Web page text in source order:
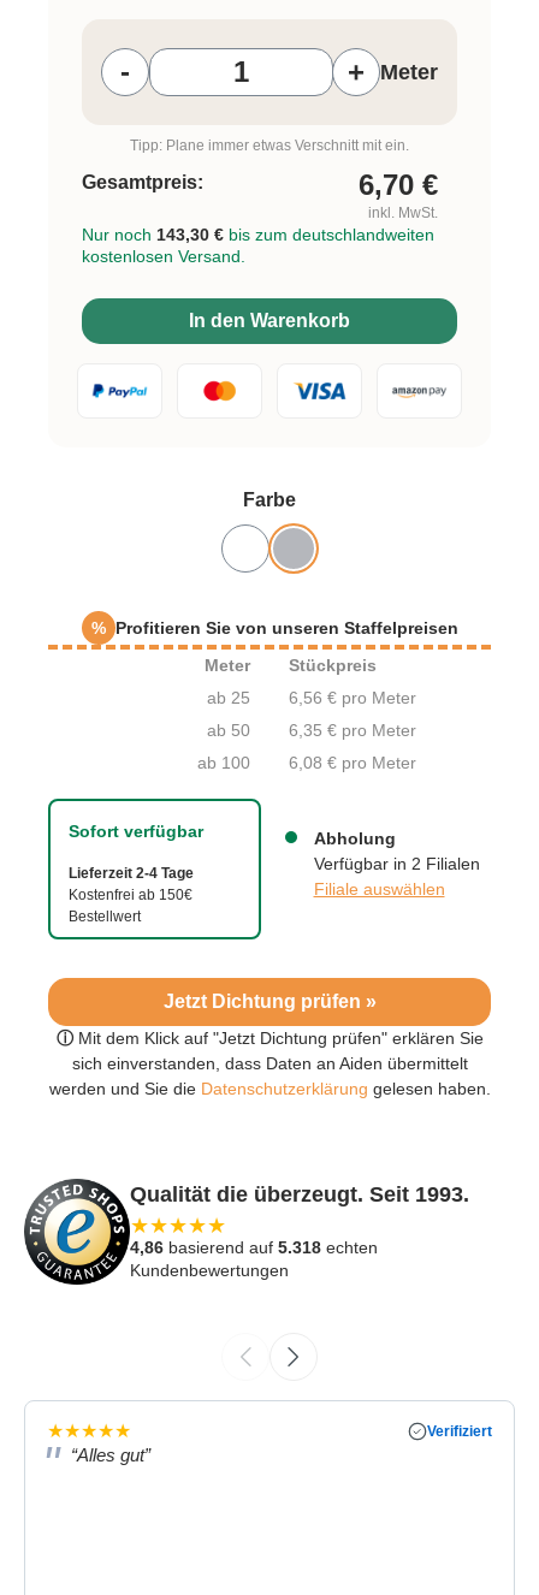
Jetzt Dichtung prüfen »
ⓘ Mit dem Klick auf "Jetzt Dichtung prüfen" erklären Sie
sich einverstanden, dass Daten an Aiden übermittelt
werden und Sie dieDatenschutzerklärung gelesen haben.
Sofort verfügbar
Lieferzeit 2-4 Tage
Kostenfrei ab 150€
Bestellwert
Abholung
Verfügbar in 2 Filialen
Filiale auswählen
Farbeauswählen
% Profitieren Sie von unseren Staffelpreisen
Meter
Stückpreis
ab 25
6,56 € pro Meter
ab 50
6,35 € pro Meter
ab 100
6,08 € pro Meter
- + Meter
Tipp: Plane immer etwas Verschnitt mit ein.
Gesamtpreis: 6,70 €
inkl. MwSt.
Nur noch 143,30 € bis zum deutschlandweiten
kostenlosen Versand.
In den Warenkorb
Qualität die überzeugt. Seit 1993.
★★★★★
4,86 basierend auf 5.318 echten
Kundenbewertungen
★★★★★ Verifiziert
“Alles gut”